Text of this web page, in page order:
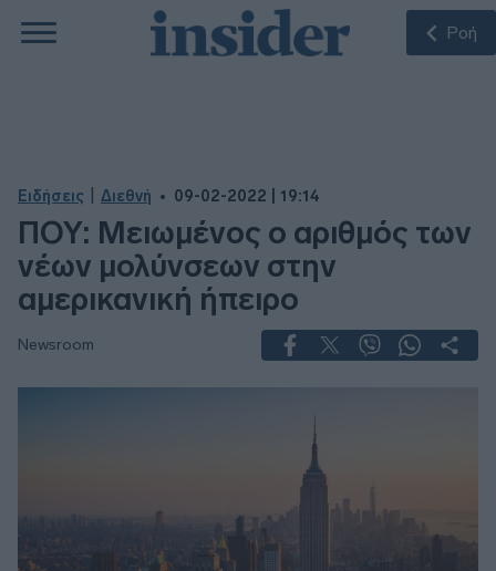
Ροή
Ειδήσεις Διεθνή 09-02-2022 | 19:14
ΠΟΥ: Μειωμένος ο αριθμός των
νέων μολύνσεων στην
αμερικανική ήπειρο
Newsroom